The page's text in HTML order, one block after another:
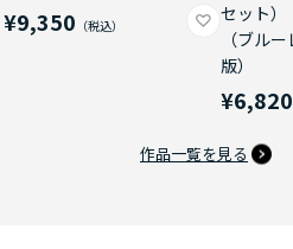
¥9,350
セット）
（ブル
版）
¥6,820
作品一覧を見る